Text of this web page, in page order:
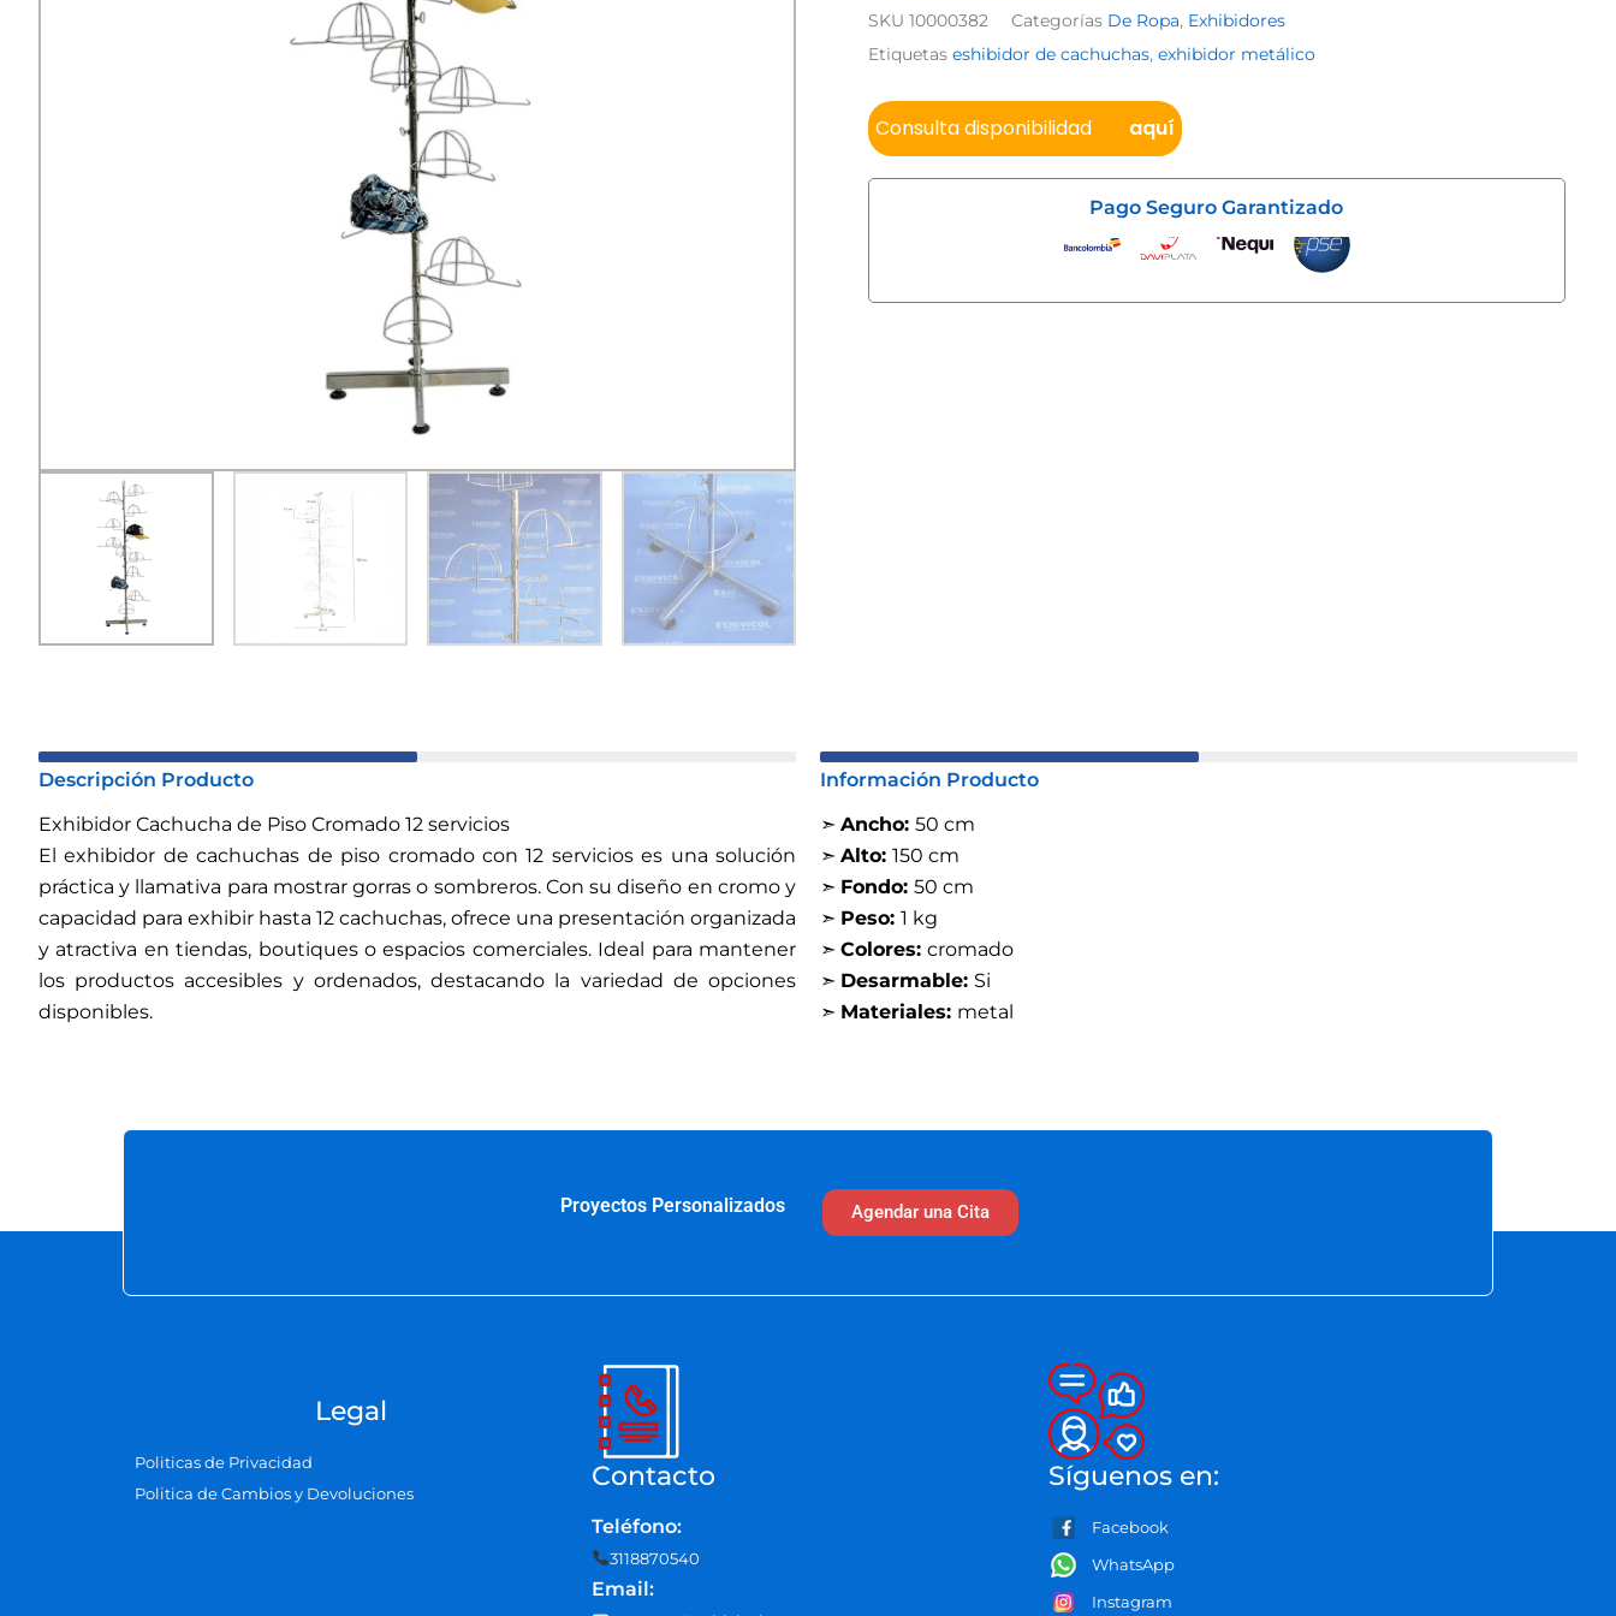
SKU 10000382 Categorías De Ropa, Exhibidores
Etiquetas eshibidor de cachuchas, exhibidor metálico
Consulta disponibilidad aquí
Pago Seguro Garantizado
Descripción Producto
Exhibidor Cachucha de Piso Cromado 12 servicios
El exhibidor de cachuchas de piso cromado con 12 servicios es una solución
práctica y llamativa para mostrar gorras o sombreros. Con su diseño en cromo y
capacidad para exhibir hasta 12 cachuchas, ofrece una presentación organizada
y atractiva en tiendas, boutiques o espacios comerciales. Ideal para mantener
los productos accesibles y ordenados, destacando la variedad de opciones
disponibles.
Información Producto
➣ Ancho: 50 cm
➣ Alto: 150 cm
➣ Fondo: 50 cm
➣ Peso: 1 kg
➣ Colores: cromado
➣ Desarmable: Si
➣ Materiales: metal
Proyectos Personalizados Agendar una Cita
Legal
Politicas de Privacidad
Politica de Cambios y Devoluciones
Contacto
Teléfono:
3118870540
Email:
Síguenos en:
Facebook
WhatsApp
Instagram